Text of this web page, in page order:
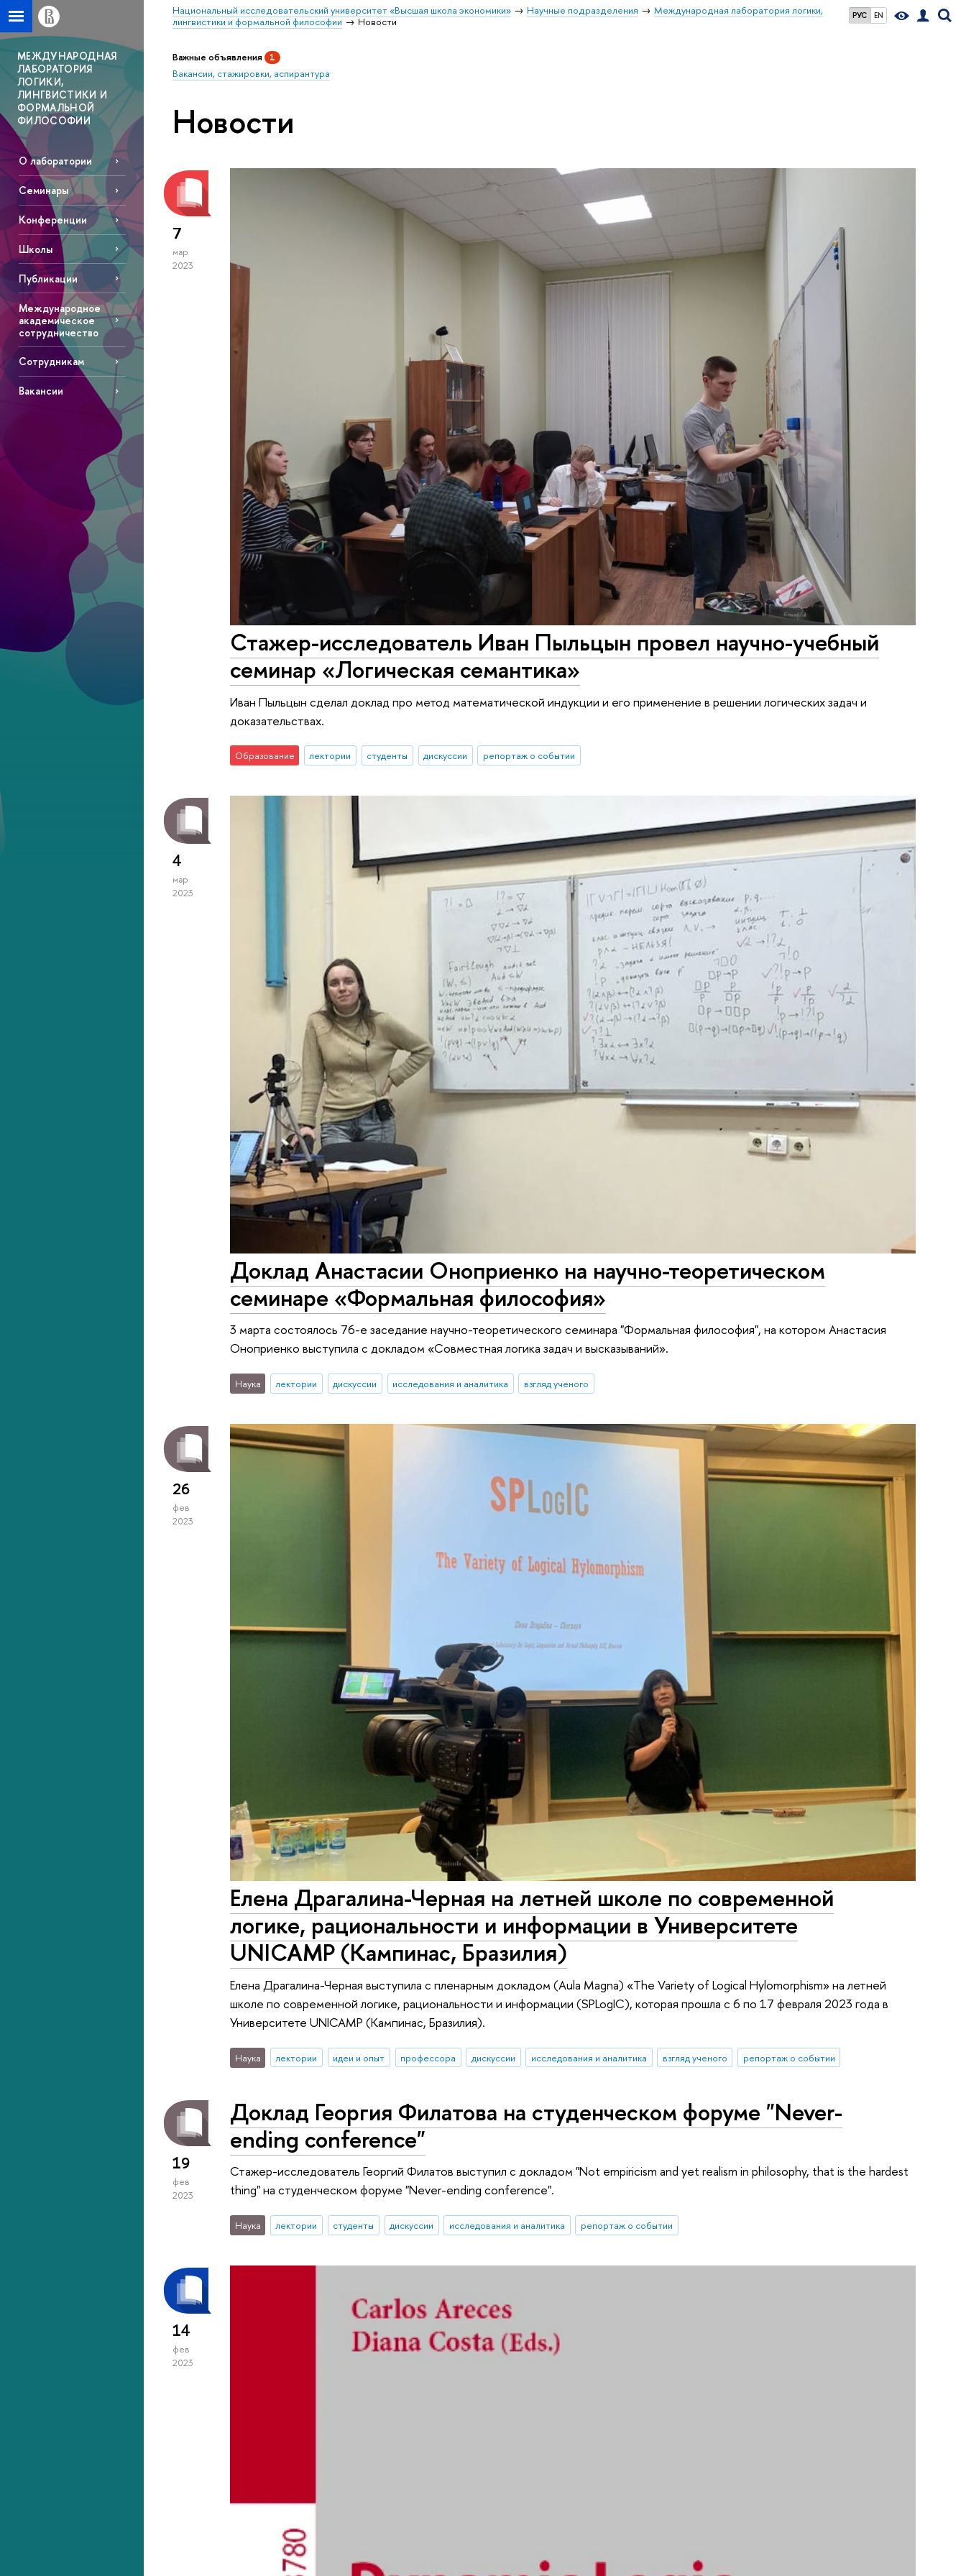
РУС EN
Национальный исследовательский университет «Высшая школа экономики» Научные подразделения
Международная лаборатория логики,
лингвистики и формальной философии
Новости
МЕЖДУНАРОДНАЯ
ЛАБОРАТОРИЯ
ЛОГИКИ,
ЛИНГВИСТИКИ И
ФОРМАЛЬНОЙ
ФИЛОСОФИИ
О лаборатории
Семинары
Конференции
Школы
Публикации
Международное
академическое
сотрудничество
Сотрудникам
Вакансии
Важные объявления 1
Вакансии, стажировки, аспирантура
Новости
7
мар
2023
Стажер-исследователь Иван Пыльцын провел научно-учебный
семинар «Логическая семантика»
Иван Пыльцын сделал доклад про метод математической индукции и его применение в решении логических задач и
доказательствах.
Образование лектории студенты дискуссии репортаж о событии
4
мар
2023
Доклад Анастасии Оноприенко на научно-теоретическом
семинаре «Формальная философия»
3 марта состоялось 76-е заседание научно-теоретического семинара "Формальная философия", на котором Анастасия
Оноприенко выступила с докладом «Совместная логика задач и высказываний».
Наука лектории дискуссии исследования и аналитика взгляд ученого
26
фев
2023
Елена Драгалина-Черная на летней школе по современной
логике, рациональности и информации в Университете
UNICAMP (Кампинас, Бразилия)
Елена Драгалина-Черная выступила с пленарным докладом (Aula Magna) «The Variety of Logical Hylomorphism» на летней
школе по современной логике, рациональности и информации (SPLogIC), которая прошла с 6 по 17 февраля 2023 года в
Университете UNICAMP (Кампинас, Бразилия).
Наука лектории идеи и опыт профессора дискуссии исследования и аналитика взгляд ученого репортаж о событии
19
фев
2023
Доклад Георгия Филатова на студенческом форуме "Never-
ending conference"
Стажер-исследователь Георгий Филатов выступил с докладом "Not empiricism and yet realism in philosophy, that is the hardest
thing" на студенческом форуме "Never-ending conference".
Наука лектории студенты дискуссии исследования и аналитика репортаж о событии
14
фев
2023